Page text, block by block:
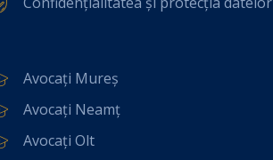
Avocați Mureș
Avocați Neamț
Avocați Olt